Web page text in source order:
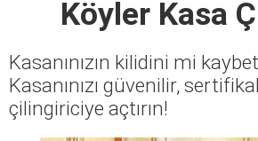
Köyler Kasa
Kasanınızın kilidini mi
Kasanınızı güvenilir,
çilingiriciye açtırın!